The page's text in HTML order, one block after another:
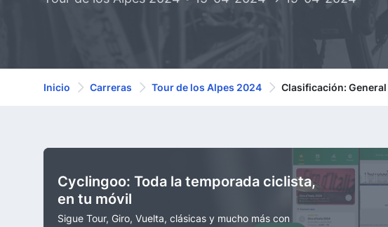
Inicio Carreras Tour de los Alpes 2024 Clasificación: General
Cyclingoo: Toda la temporada ciclista,
en tu móvil
Sigue Tour, Giro, Vuelta, clásicas y mucho más con